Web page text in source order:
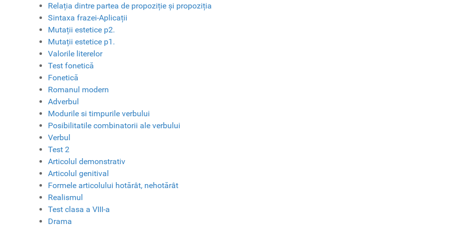
Relația dintre partea de propoziție și propoziția
Sintaxa frazei-Aplicații
Mutații estetice p2.
Mutații estetice p1.
Valorile literelor
Test fonetică
Fonetică
Romanul modern
Adverbul
Modurile si timpurile verbului
Posibilitatile combinatorii ale verbului
Verbul
Test 2
Articolul demonstrativ
Articolul genitival
Formele articolului hotărât, nehotărât
Realismul
Test clasa a VIII-a
Drama